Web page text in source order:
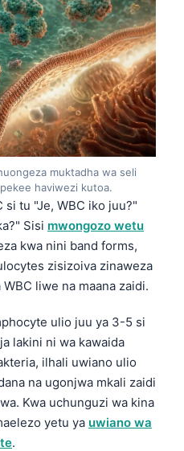
muktadha wa seli
haviwezi kutoa.
si tu "Je, WBC iko juu?"
Sisi mwongozo wetu
kwa nini band forms,
zisizoiva zinaweza
liwe na maana zaidi.
ulio juu ya 3-5 si
lakini ni wa kawaida
ilhali uwiano ulio
na ugonjwa mkali zaidi
Kwa uchunguzi wa kina
yetu ya uwiano wa
.